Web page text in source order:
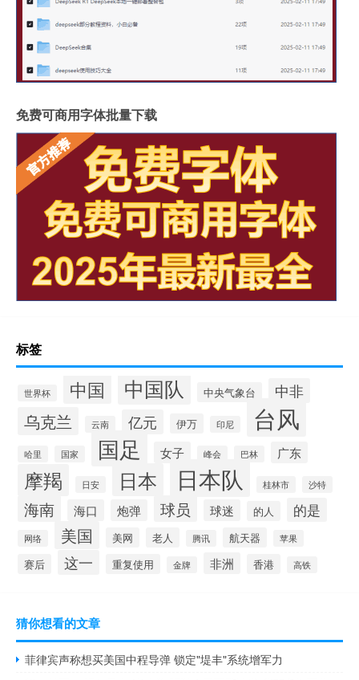
免费可商用字体批量下载
标签
世界杯 中国 中国队 中央气象台 中非
乌克兰 云南 亿元 伊万 印尼 台风
哈里 国家 国足 女子 峰会 巴林 广东
摩羯 日安 日本 日本队 桂林市 沙特
海南 海口 炮弹 球员 球迷 的人 的是
网络 美国 美网 老人 腾讯 航天器 苹果
赛后 这一 重复使用 金牌 非洲 香港 高铁
猜你想看的文章
菲律宾声称想买美国中程导弹 锁定"堤丰"系统增军力